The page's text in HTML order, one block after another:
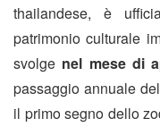
thailandese, è
patrimonio culturale
svolge nel mese di
passaggio annuale
il primo segno dello